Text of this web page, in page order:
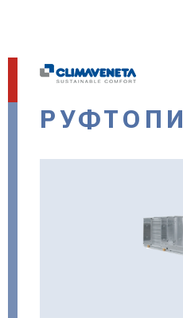
обладнання
РУФТОПИ